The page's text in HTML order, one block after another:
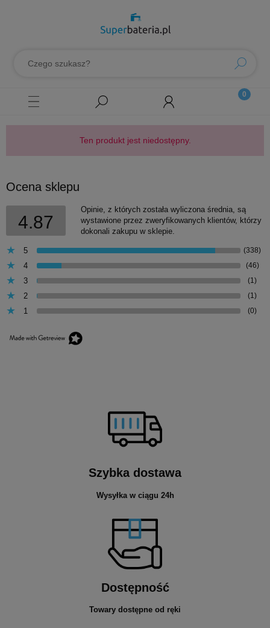
Ten produkt jest niedostępny.
Ocena sklepu
4.87
Opinie, z których została wyliczona średnia, są
wystawione przez zweryfikowanych klientów, którzy
dokonali zakupu w sklepie.
5 (338)
4 (46)
3 (1)
2 (1)
1 (0)
Szybka dostawa
Wysyłka w ciągu 24h
Dostępność
Towary dostępne od ręki